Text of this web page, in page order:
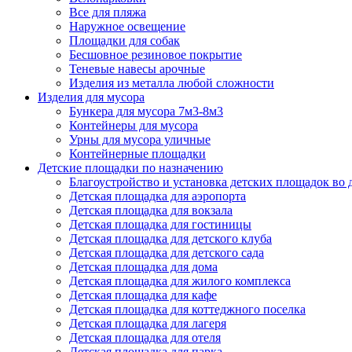
Все для пляжа
Наружное освещение
Площадки для собак
Бесшовное резиновое покрытие
Теневые навесы арочные
Изделия из металла любой сложности
Изделия для мусора
Бункера для мусора 7м3-8м3
Контейнеры для мусора
Урны для мусора уличные
Контейнерные площадки
Детские площадки по назначению
Благоустройство и установка детских площадок
Детская площадка для аэропорта
Детская площадка для вокзала
Детская площадка для гостиницы
Детская площадка для детского клуба
Детская площадка для детского сада
Детская площадка для дома
Детская площадка для жилого комплекса
Детская площадка для кафе
Детская площадка для коттеджного поселка
Детская площадка для лагеря
Детская площадка для отеля